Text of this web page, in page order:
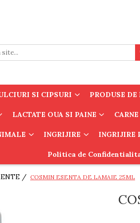
SI CIPSURI PRODUSE DE
LACTATE OUA SI PAINE
INGRIJIRE INGRIJIRE
Politica de
/ COSMIN ESENTA DE LAMAIE 25ML